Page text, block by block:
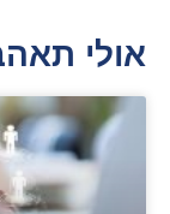
אולי